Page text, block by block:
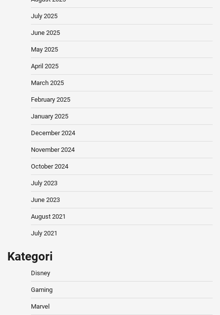
July 2025
June 2025
May 2025
April 2025
March 2025
February 2025
January 2025
December 2024
November 2024
October 2024
July 2023
June 2023
August 2021
July 2021
Kategori
Disney
Gaming
Marvel